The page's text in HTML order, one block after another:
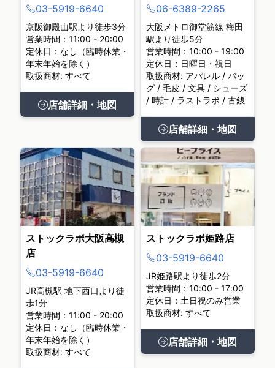
03-5919-6640
京阪御殿山駅より徒歩3分
営業時間：11:00 - 20:00
定休日：なし（臨時休業・
年末年始を除く）
取扱商材: すべて
店舗詳細・地図
06-6389-2265
大阪メトロ御堂筋線 梅田
駅より徒歩5分
営業時間：10:00 - 19:00
定休日：日曜日・祝日
取扱商材: アパレル / バッ
グ / 毛皮 / 文具 / シューズ
/ 時計 / ラストラボ / 古銭
店舗詳細・地図
ストックラボ大阪高槻
店
03-5919-6640
JR高槻駅 地下西口より徒
歩1分
営業時間：11:00 - 20:00
定休日：なし（臨時休業・
年末年始を除く）
取扱商材: すべて
ストックラボ姫路店
03-5919-6640
JR姫路駅より徒歩2分
営業時間：10:00 - 17:00
定休日：土日祝のみ営業
取扱商材: すべて
店舗詳細・地図